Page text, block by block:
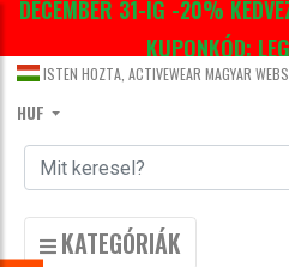
DECEMBER 31-IG -20%
KUPONKÓD:
ISTEN HOZTA, ACTIVEWEAR MAGYAR
HUF
KATEGÓRIÁK